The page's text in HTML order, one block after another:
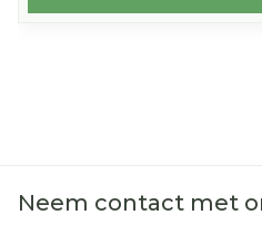
Neem contact met